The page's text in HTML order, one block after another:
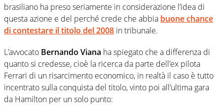
brasiliano ha preso seriamente in considerazione l’idea di
questa azione e del perché crede che abbia buone chance
di contestare il titolo del 2008 in tribunale.
L’avvocato Bernando Viana ha spiegato che a differenza di
quanto si credesse, cioè la ricerca da parte dell’ex pilota
Ferrari di un risarcimento economico, in realtà il caso è tutto
incentrato sulla conquista del titolo, vinto poi all’ultima gara
da Hamilton per un solo punto: